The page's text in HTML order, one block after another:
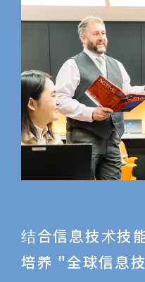
结合信息技术技
培养 "全球信息